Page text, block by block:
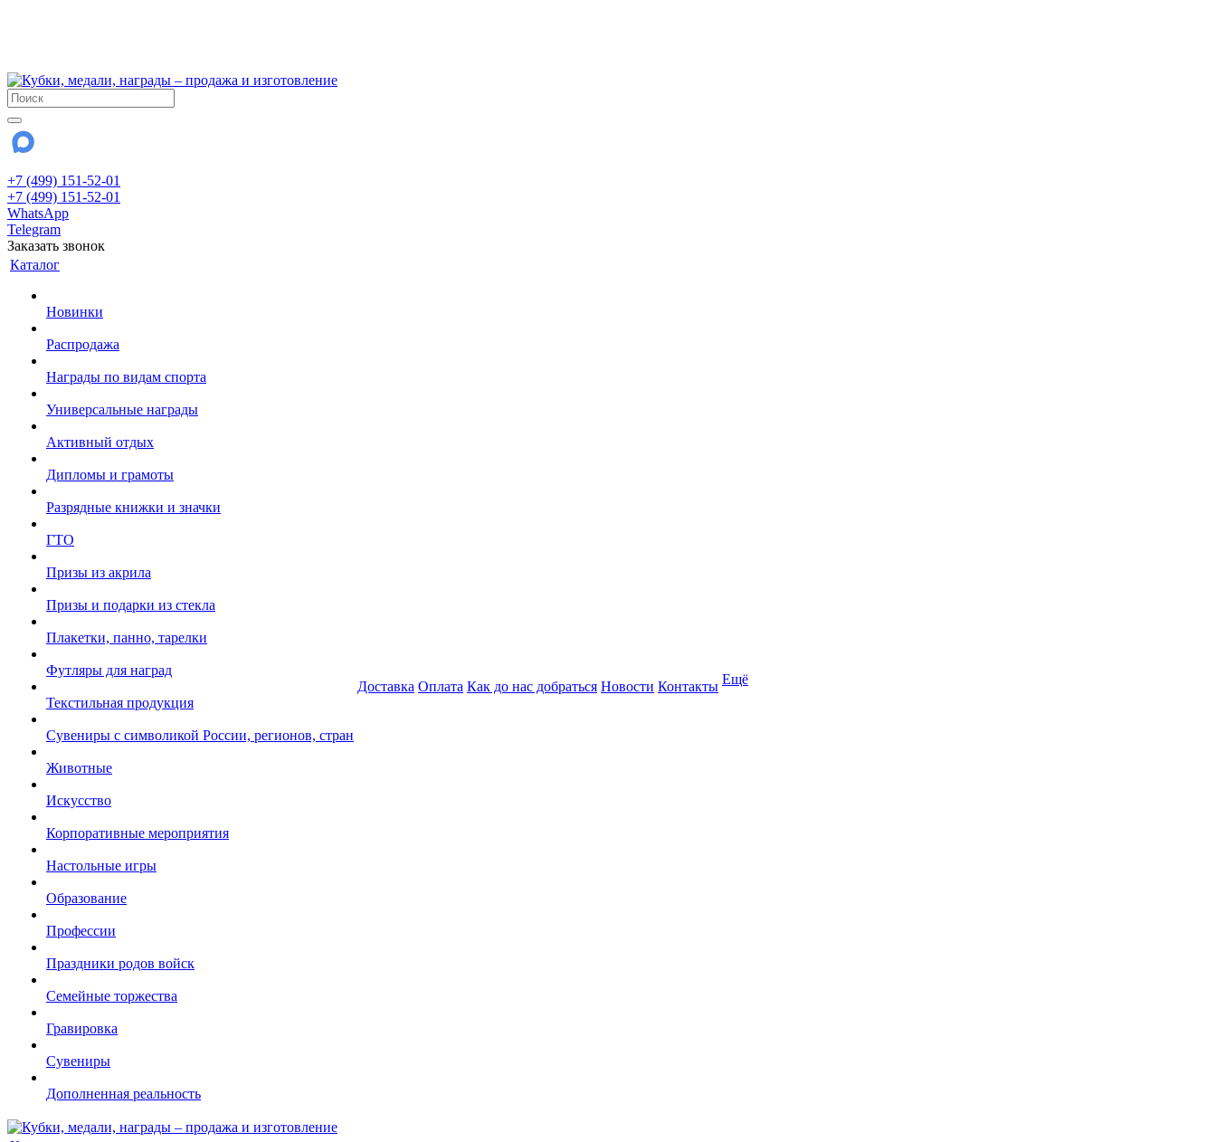
+7 (499) 151-52-01
+7 (499) 151-52-01
WhatsApp
Telegram
Заказать звонок
Каталог
Новинки
Распродажа
Награды по видам спорта
Универсальные награды
Активный отдых
Дипломы и грамоты
Разрядные книжки и значки
ГТО
Призы из акрила
Призы и подарки из стекла
Плакетки, панно, тарелки
Футляры для наград
Текстильная продукция
Сувениры с символикой России, регионов, стран
Животные
Искусство
Корпоративные мероприятия
Настольные игры
Образование
Профессии
Праздники родов войск
Семейные торжества
Гравировка
Сувениры
Дополненная реальность
Доставка Оплата Как до нас добраться Новости Контакты Ещё